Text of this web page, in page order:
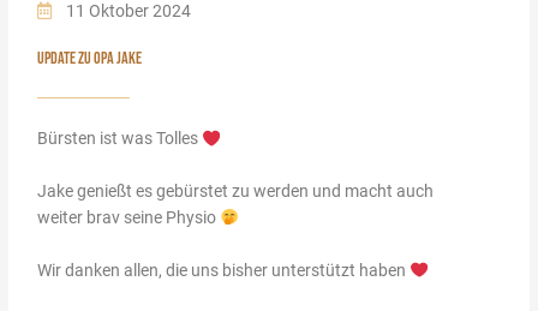
11 Oktober 2024
UPDATE ZU OPA JAKE
Bürsten ist was Tolles
Jake genießt es gebürstet zu werden und macht auch
weiter brav seine Physio
Wir danken allen, die uns bisher unterstützt haben